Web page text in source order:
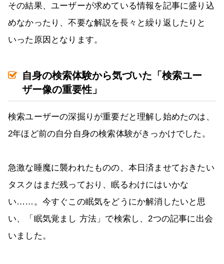
その結果、ユーザーが求めている情報を記事に盛り込
めなかったり、不要な解説を長々と繰り返したりと
いった原因となります。
自身の検索体験から気づいた「検索ユー
ザー像の重要性」
検索ユーザーの深掘りが重要だと理解し始めたのは、
2年ほど前の自分自身の検索体験がきっかけでした。
急激な睡魔に襲われたものの、本日済ませておきたい
タスクはまだ残っており、眠るわけにはいかな
い……。今すぐこの眠気をどうにか解消したいと思
い、「眠気覚まし 方法」で検索し、2つの記事に出会
いました。